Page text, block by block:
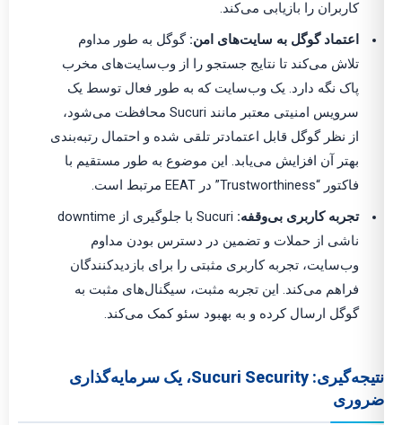
کاربران را بازیابی می‌کند.
اعتماد گوگل به سایت‌های امن: گوگل به طور مداوم
تلاش می‌کند تا نتایج جستجو را از وب‌سایت‌های مخرب
پاک نگه دارد. یک وب‌سایت که به طور فعال توسط یک
سرویس امنیتی معتبر مانند Sucuri محافظت می‌شود،
از نظر گوگل قابل اعتمادتر تلقی شده و احتمال رتبه‌بندی
بهتر آن افزایش می‌یابد. این موضوع به طور مستقیم با
فاکتور “Trustworthiness” در EEAT مرتبط است.
تجربه کاربری بی‌وقفه:
Sucuri با جلوگیری از downtime
ناشی از حملات و تضمین در دسترس بودن مداوم
وب‌سایت، تجربه کاربری مثبتی را برای بازدیدکنندگان
فراهم می‌کند. این تجربه مثبت، سیگنال‌های مثبت به
گوگل ارسال کرده و به بهبود سئو کمک می‌کند.
نتیجه‌گیری: Sucuri Security، یک سرمایه‌گذاری
ضروری